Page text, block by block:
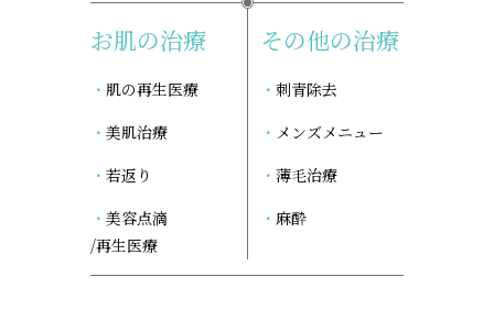
お肌の治療
肌の再生医療
美肌治療
若返り
美容点滴
/再生医療
その他の治療
刺青除去
メンズメニュー
薄毛治療
麻酔